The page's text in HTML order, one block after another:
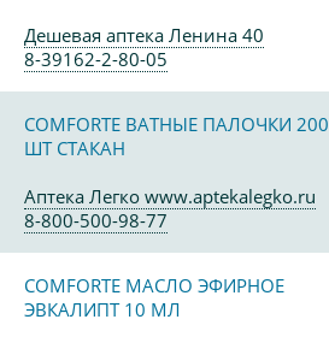
Дешевая аптека Ленина 40
8-39162-2-80-05
COMFORTE ВАТНЫЕ ПАЛОЧКИ 200
ШТ СТАКАН
Аптека Легко www.aptekalegko.ru
8-800-500-98-77
COMFORTE МАСЛО ЭФИРНОЕ
ЭВКАЛИПТ 10 МЛ